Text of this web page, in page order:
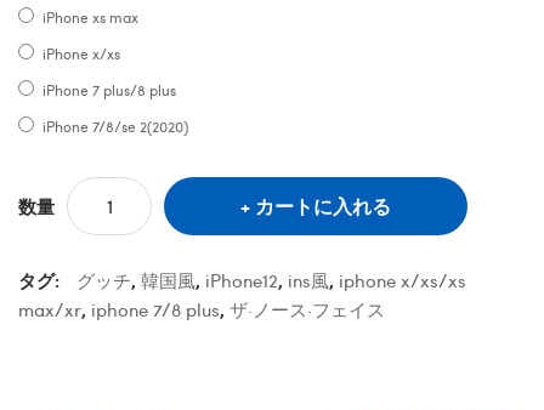
iPhone xs max
iPhone x/xs
iPhone 7 plus/8 plus
iPhone 7/8/se 2(2020)
数量 カートに入れる
タグ: グッチ, 韓国風, iPhone12, ins風, iphone x/xs/xs
max/xr, iphone 7/8 plus, ザ·ノース·フェイス